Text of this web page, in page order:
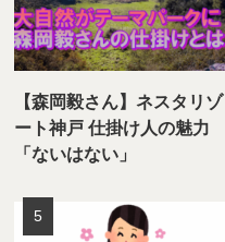
【森岡毅さん】ネスタリゾ
ート神戸 仕掛け人の魅力
「ないはない」